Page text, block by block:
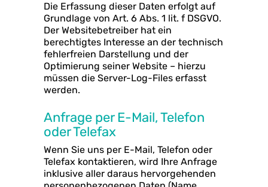
Die Erfassung dieser Daten erfolgt auf
Grundlage von Art. 6 Abs. 1 lit. f DSGVO.
Der Websitebetreiber hat ein
berechtigtes Interesse an der technisch
fehlerfreien Darstellung und der
Optimierung seiner Website – hierzu
müssen die Server-Log-Files erfasst
werden.
Anfrage per E-Mail, Telefon
oder Telefax
Wenn Sie uns per E-Mail, Telefon oder
Telefax kontaktieren, wird Ihre Anfrage
inklusive aller daraus hervorgehenden